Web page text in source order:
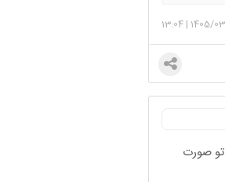
1405/
|
13:04
تو صورت